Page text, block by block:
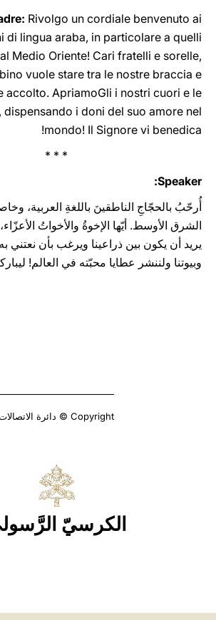
Rivolgo un cordiale benvenuto ai
di lingua araba, in particolare a quelli
Medio Oriente! Cari fratelli e sorelle,
vuole stare tra le nostre braccia e
accolto. ApriamoGli i nostri cuori e le
dispensando i doni del suo amore nel
mondo! Il Signore vi benedica!
* * *
Speaker:
أُرحّبُ بالحجّاجِ الناطقينَ باللغةِ العربية،
الشرق الأوسط. أيّها الإخوةُ والأخواتُ
يريد أن يكون بين ذراعينا ويرغب بأن نعتني
وبيوتنا ولننشر عطايا محبّته في العالم!
Copyright © دائرة الاتصالات
الكرسيّ